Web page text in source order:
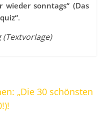
wieder sonntags“ (Das
.
(Textvorlage)
„Die 30 schönsten